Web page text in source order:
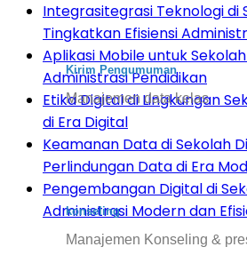
Kirim Pengumuman
Manajemen data kelas
konseling
Manajemen Konseling &
Integrasitegrasi Teknologi di
Tingkatkan Efisiensi
Aplikasi Mobile untuk
Administrasi Pendidikan
Etika Digital di Lingkungan
di Era Digital
Keamanan Data di Sekolah
Perlindungan Data di Era
Pengembangan Digital di
Administrasi Modern dan